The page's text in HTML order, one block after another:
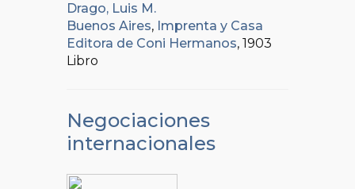
Drago, Luis M.
Buenos Aires, Imprenta y Casa
Editora de Coni Hermanos, 1903
Libro
Negociaciones
internacionales